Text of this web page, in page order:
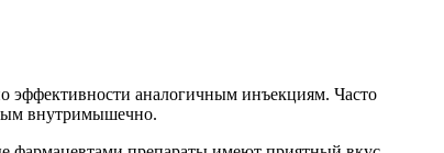
эффективности аналогичным инъекциям. Часто
внутримышечно.